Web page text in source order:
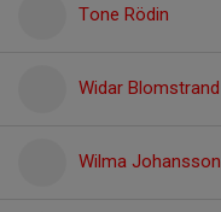
Tone Rödin
Widar Blomstrand
Wilma Johansson